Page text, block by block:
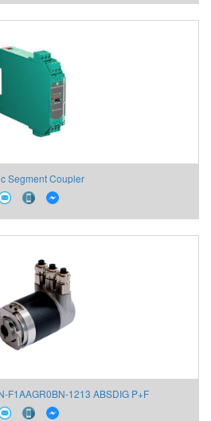
Segment Coupler
F1AAGR0BN-1213 ABSDIG P+F